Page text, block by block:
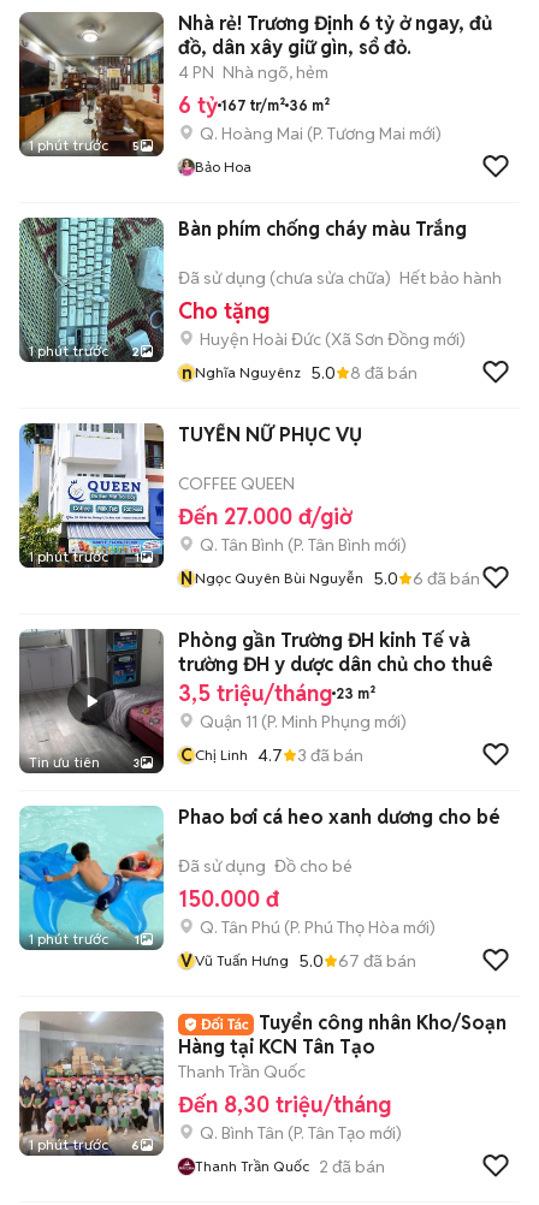
1 phút trước 5
Nhà rẻ! Trương Định 6 tỷ ở ngay, đủ
đồ, dân xây giữ gìn, sổ đỏ.
4 PN Nhà ngõ, hẻm
6 tỷ 167 tr/m² 36 m²
Q. Hoàng Mai (P. Tương Mai mới)
Bảo Hoa
1 phút trước 2
Bàn phím chống cháy màu Trắng
Đã sử dụng (chưa sửa chữa) Hết bảo hành
Cho tặng
Huyện Hoài Đức (Xã Sơn Đồng mới)
nNghĩa Nguyênz 5.0 8 đã bán
1 phút trước 1
TUYỂN NỮ PHỤC VỤ
COFFEE QUEEN
Đến 27.000 đ/giờ
Q. Tân Bình (P. Tân Bình mới)
NNgọc Quyên Bùi Nguyễn 5.0 6 đã bán
Tin ưu tiên 3
Phòng gần Trường ĐH kinh Tế và
trường ĐH y dược dân chủ cho thuê
3,5 triệu/tháng 23 m²
Quận 11 (P. Minh Phụng mới)
CChị Linh 4.7 3 đã bán
1 phút trước 1
Phao bơi cá heo xanh dương cho bé
Đã sử dụng Đồ cho bé
150.000 đ
Q. Tân Phú (P. Phú Thọ Hòa mới)
VVũ Tuấn Hưng 5.0 67 đã bán
1 phút trước 6
Tuyển công nhân Kho/Soạn
Hàng tại KCN Tân Tạo
Thanh Trần Quốc
Đến 8,30 triệu/tháng
Q. Bình Tân (P. Tân Tạo mới)
Thanh Trần Quốc 2 đã bán